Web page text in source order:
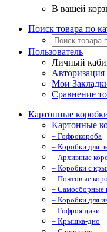
В вашей
Поиск товара по
Пользователь
Личный
Авторизация
Мои
Сравнение
Картонные
Картонные
– Гофрокороба
– Коробки для
– Архивные
– Коробки с
– Почтовые
– Самосборные
– Коробки для
– Гофроящики
– Крышка-дно